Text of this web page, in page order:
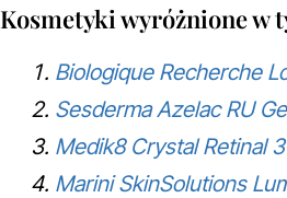
Kosmetyki wyróżnione w
Biologique Recherche
Sesderma Azelac RU
Medik8 Crystal Retinal 3
Marini SkinSolutions